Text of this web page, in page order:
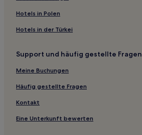
Woodland Hotels
Uptown: Hotels
Hotels in Polen
Hotels in der Türkei
Support und häufig gestellte Fragen
Meine Buchungen
Häufig gestellte Fragen
Kontakt
Eine Unterkunft bewerten